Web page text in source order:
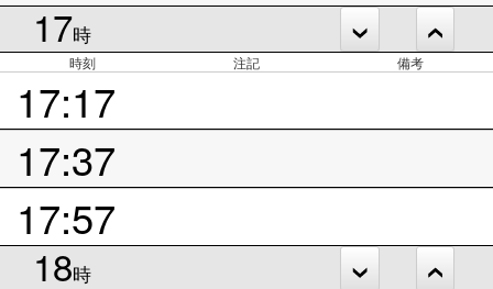
17時
時刻 注記 備考
17:17
17:37
17:57
18時